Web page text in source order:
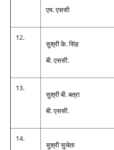
एम. एससी
12.
सुश्री के. सिंह
बी. एससी.
13.
सुश्री बी. बत्रा
बी. एससी.
14.
सुश्री सुचेता